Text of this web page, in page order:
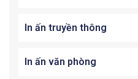
In ấn truyền thông
In ấn văn phòng